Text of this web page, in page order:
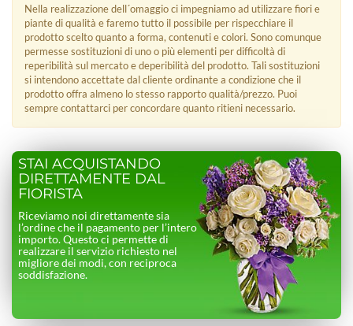
Nella realizzazione dell´omaggio ci impegniamo ad utilizzare fiori e
piante di qualità e faremo tutto il possibile per rispecchiare il
prodotto scelto quanto a forma, contenuti e colori. Sono comunque
permesse sostituzioni di uno o più elementi per difficoltà di
reperibilità sul mercato e deperibilità del prodotto. Tali sostituzioni
si intendono accettate dal cliente ordinante a condizione che il
prodotto offra almeno lo stesso rapporto qualità/prezzo. Puoi
sempre contattarci per concordare quanto ritieni necessario.
STAI ACQUISTANDO
DIRETTAMENTE DAL
FIORISTA
Riceviamo noi direttamente sia
l’ordine che il pagamento per l’intero
importo. Questo ci permette di
realizzare il servizio richiesto nel
migliore dei modi, con reciproca
soddisfazione.